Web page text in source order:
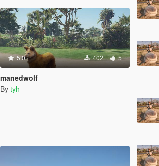
5.0 402 5
manedwolf
By tyh